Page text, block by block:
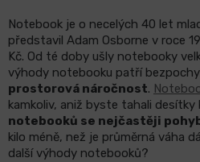
Notebook je o necelých 40 let
představil Adam Osborne v roce
Kč. Od té doby ušly notebooky
výhody notebooku patří
prostorová náročnost.
kamkoliv, aniž byste tahali desítky
notebooků se nejčastěji
kilo méně, než je průměrná váha
další výhody notebooků?